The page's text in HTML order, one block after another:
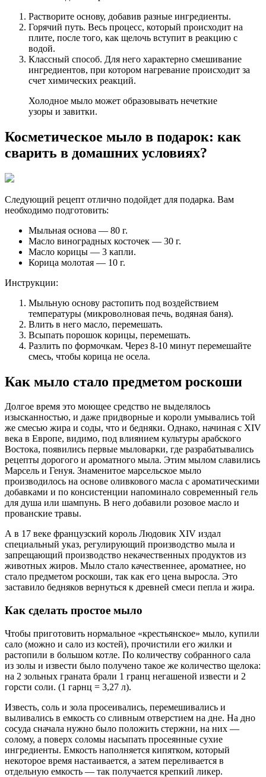
Растворите основу, добавив разные ингредиенты.
Горячий путь. Весь процесс, который происходит на
плите, после того, как щелочь вступит в реакцию с
водой.
Классный способ. Для него характерно смешивание
ингредиентов, при котором нагревание происходит за
счет химических реакций.
Холодное мыло может образовывать нечеткие
узоры и завитки.
Косметическое мыло в подарок: как
сварить в домашних условиях?
Следующий рецепт отлично подойдет для подарка. Вам
необходимо подготовить:
Мыльная основа — 80 г.
Масло виноградных косточек — 30 г.
Масло корицы — 3 капли.
Корица молотая — 10 г.
Инструкции:
Мыльную основу растопить под воздействием
температуры (микроволновая печь, водяная баня).
Влить в него масло, перемешать.
Всыпать порошок корицы, перемешать.
Разлить по формочкам. Через 8-10 минут перемешайте
смесь, чтобы корица не осела.
Как мыло стало предметом роскоши
Долгое время это моющее средство не выделялось
изысканностью, и даже придворные и короли умывались той
же смесью жира и соды, что и бедняки. Однако, начиная с XIV
века в Европе, видимо, под влиянием культуры арабского
Востока, появились первые мыловарки, где разрабатывались
рецепты дорогого и ароматного мыла. Этим мылом славились
Марсель и Генуя. Знаменитое марсельское мыло
производилось на основе оливкового масла с ароматическими
добавками и по консистенции напоминало современный гель
для душа или шампунь. В него добавили розовое масло и
прованские травы.
А в 17 веке французский король Людовик XIV издал
специальный указ, регулирующий производство мыла и
запрещающий производство некачественных продуктов из
животных жиров. Мыло стало качественнее, ароматнее, но
стало предметом роскоши, так как его цена выросла. Это
заставило бедняков вернуться к древней смеси пепла и жира.
Как сделать простое мыло
Чтобы приготовить нормальное «крестьянское» мыло, купили
сало (можно и сало из костей), прочистили его жилки и
растопили в большом котле. По количеству собранного сала
из золы и извести было получено такое же количество щелока:
на 2 зольных граната брали 1 гранц негашеной извести и 2
горсти соли. (1 гарнц = 3,27 л).
Известь, соль и зола просеивались, перемешивались и
выливались в емкость со сливным отверстием на дне. На дно
сосуда сначала нужно было положить стержни, на них —
солому, а поверх соломы насыпать просеянные сухие
ингредиенты. Емкость наполняется кипятком, который
некоторое время настаивается, а затем переливается в
отдельную емкость — так получается крепкий ликер.